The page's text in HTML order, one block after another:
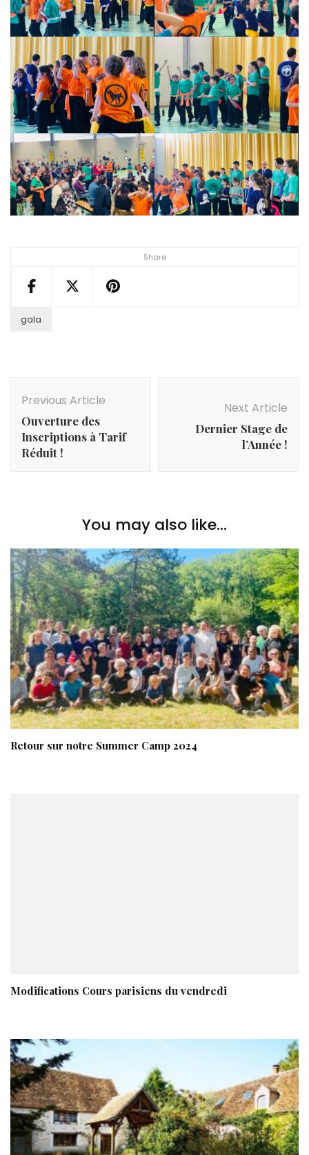
Share
gala
Navigation
Previous Article
Ouverture des
Inscriptions à Tarif
Réduit !
Next Article
Dernier Stage de
l’Année !
You may also like...
Retour sur notre Summer Camp 2024
Modifications Cours parisiens du vendredi